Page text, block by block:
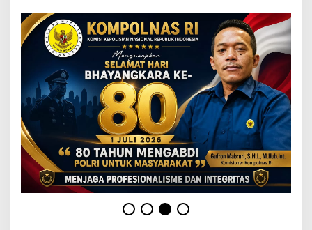
a
r
,
S
a
t
u
k
a
n
P
e
n
d
i
d
i